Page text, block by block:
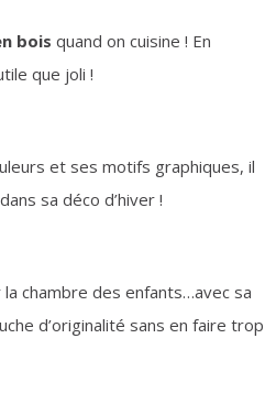
bois quand on cuisine ! En
que joli !
et ses motifs graphiques, il
sa déco d’hiver !
chambre des enfants…avec sa
d’originalité sans en faire trop